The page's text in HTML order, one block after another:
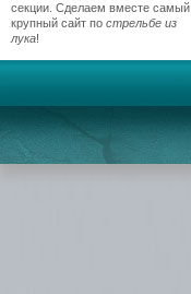
секции. Сделаем вместе самый
крупный сайт по стрельбе из
лука!